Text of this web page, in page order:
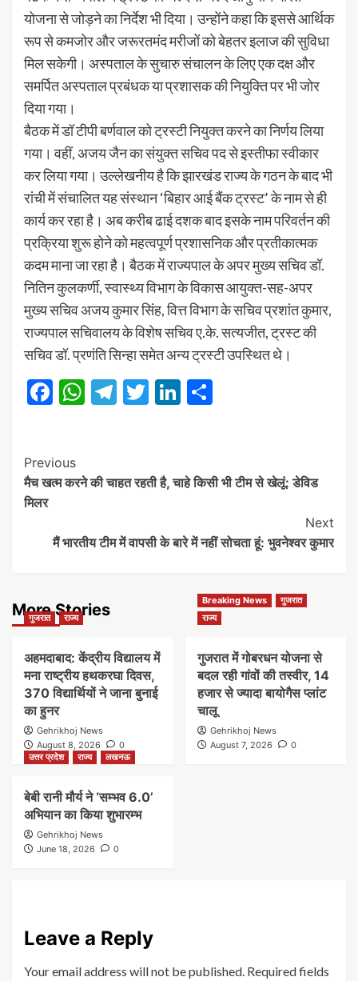
योजना से जोड़ने का निर्देश भी दिया। उन्होंने कहा कि इससे आर्थिक
रूप से कमजोर और जरूरतमंद मरीजों को बेहतर इलाज की सुविधा
मिल सकेगी। अस्पताल के सुचारु संचालन के लिए एक दक्ष और
समर्पित अस्पताल प्रबंधक या प्रशासक की नियुक्ति पर भी जोर
दिया गया।
बैठक में डॉ टीपी बर्णवाल को ट्रस्टी नियुक्त करने का निर्णय लिया
गया। वहीं, अजय जैन का संयुक्त सचिव पद से इस्तीफा स्वीकार
कर लिया गया। उल्लेखनीय है कि झारखंड राज्य के गठन के बाद भी
रांची में संचालित यह संस्थान ‘बिहार आई बैंक ट्रस्ट’ के नाम से ही
कार्य कर रहा है। अब करीब ढाई दशक बाद इसके नाम परिवर्तन की
प्रक्रिया शुरू होने को महत्वपूर्ण प्रशासनिक और प्रतीकात्मक
कदम माना जा रहा है। बैठक में राज्यपाल के अपर मुख्य सचिव डॉ.
नितिन कुलकर्णी, स्वास्थ्य विभाग के विकास आयुक्त-सह-अपर
मुख्य सचिव अजय कुमार सिंह, वित्त विभाग के सचिव प्रशांत कुमार,
राज्यपाल सचिवालय के विशेष सचिव ए.के. सत्यजीत, ट्रस्ट की
सचिव डॉ. प्रणंति सिन्हा समेत अन्य ट्रस्टी उपस्थित थे।
Facebook
WhatsApp
Telegram
TwitterLinkedIn
Post
Navigation
Previous
मैच खत्म करने की चाहत रहती है, चाहे किसी भी टीम से खेलूं: डेविड
मिलर
Next
मैं भारतीय टीम में वापसी के बारे में नहीं सोचता हूं: भुवनेश्वर कुमार
More Stories
गुजरात राज्य
अहमदाबाद: केंद्रीय विद्यालय में
मना राष्ट्रीय हथकरघा दिवस,
370 विद्यार्थियों ने जाना बुनाई
का हुनर
Gehrikhoj News
August 8, 2026
0
Breaking News
गुजरात
राज्य
गुजरात में गोबरधन योजना से
बदल रही गांवों की तस्वीर, 14
हजार से ज्यादा बायोगैस प्लांट
चालू
Gehrikhoj News
August 7, 2026
0
उत्तर प्रदेश
राज्य लखनऊ
बेबी रानी मौर्य ने ‘सम्भव 6.0’
अभियान का किया शुभारम्भ
Gehrikhoj News
June 18, 2026
0
Leave a Reply
Your email address will not be published. Required fields